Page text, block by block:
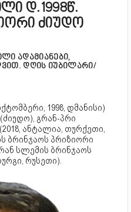
დ.1998წ.
ძიუდო
ადამიანები,
დღის იუბილარი/
1998, დმანისი)
გრან-პრი
ანტალია, თურქეთი,
ბრინჯაოს პრიზიორი
სლემის ბრინჯაოს
რუსეთი).